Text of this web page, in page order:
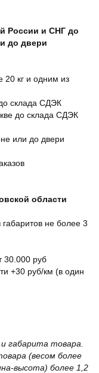
России и СНГ до
до двери
20 кг и одним из
склада СДЭК
до склада СДЭК
или до двери
области
не более 3
30.000 руб
+30 руб/км (в один
габарита товара.
(весом более
высота) более 1,2